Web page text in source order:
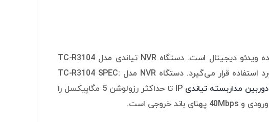
واژه NVR مخفف کلمه Network Video Recorder به معنی ضبط کننده ویدئو دیجیتال است. دستگاه NVR تیاندی مدل TC-R3104
SPEC: I/B/P4/L/S برای ضبط تصاویر دوربین مداربسته تحت شبکه مورد استفاده قرار می‌گیرد. دستگاه NVR مدل TC-R3104 SPEC:
دوربین مداربسته تیاندی
IP تا حداکثر رزولوشن 5 مگاپیکسل را